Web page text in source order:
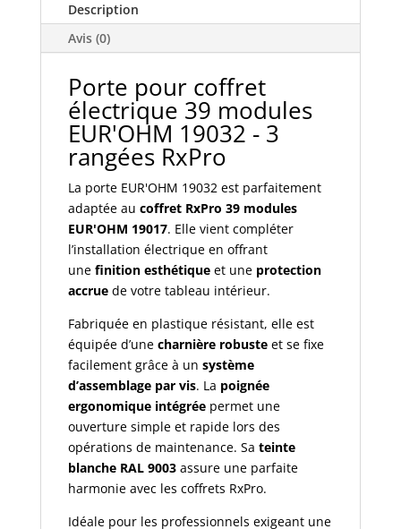
modules
3Rx13M
Description
Avis (0)
Porte pour coffret
électrique 39 modules
EUR'OHM 19032 - 3
rangées RxPro
La porte EUR'OHM 19032 est parfaitement
adaptée au coffret RxPro 39 modules
EUR'OHM 19017. Elle vient compléter
l’installation électrique en offrant
une finition esthétiqueet une protection
accruede votre tableau intérieur.
Fabriquée en plastique résistant, elle est
équipée d’une charnière robusteet se fixe
facilement grâce à un système
d’assemblage par vis. La poignée
ergonomique intégréepermet une
ouverture simple et rapide lors des
opérations de maintenance. Sa teinte
blanche RAL 9003assure une parfaite
harmonie avec les coffrets RxPro.
Idéale pour les professionnels exigeant une